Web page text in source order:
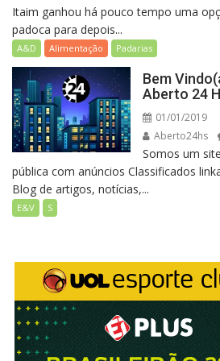
Itaim ganhou há pouco tempo uma
padoca para depois...
A&D Alimentação Padarias
Bem
Aberto 24
01/01/2019
Aberto24hs
Somos um
pública com anúncios Classificados
Blog de artigos, notícias,...
E&V S